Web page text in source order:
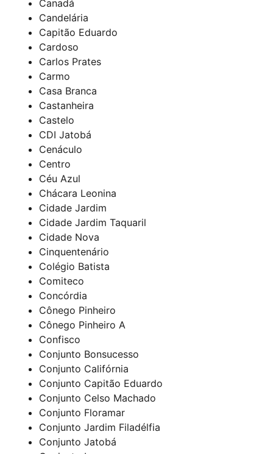
Canadá
Candelária
Capitão Eduardo
Cardoso
Carlos Prates
Carmo
Casa Branca
Castanheira
Castelo
CDI Jatobá
Cenáculo
Centro
Céu Azul
Chácara Leonina
Cidade Jardim
Cidade Jardim Taquaril
Cidade Nova
Cinquentenário
Colégio Batista
Comiteco
Concórdia
Cônego Pinheiro
Cônego Pinheiro A
Confisco
Conjunto Bonsucesso
Conjunto Califórnia
Conjunto Capitão Eduardo
Conjunto Celso Machado
Conjunto Floramar
Conjunto Jardim Filadélfia
Conjunto Jatobá